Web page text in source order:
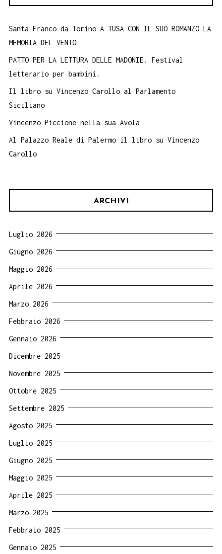
Santa Franco da Torino A TUSA CON IL SUO ROMANZO LA
MEMORIA DEL VENTO
PATTO PER LA LETTURA DELLE MADONIE. Festival
letterario per bambini.
Il libro su Vincenzo Carollo al Parlamento
Siciliano
Vincenzo Piccione nella sua Avola
Al Palazzo Reale di Palermo il libro su Vincenzo
Carollo
ARCHIVI
Luglio 2026
Giugno 2026
Maggio 2026
Aprile 2026
Marzo 2026
Febbraio 2026
Gennaio 2026
Dicembre 2025
Novembre 2025
Ottobre 2025
Settembre 2025
Agosto 2025
Luglio 2025
Giugno 2025
Maggio 2025
Aprile 2025
Marzo 2025
Febbraio 2025
Gennaio 2025